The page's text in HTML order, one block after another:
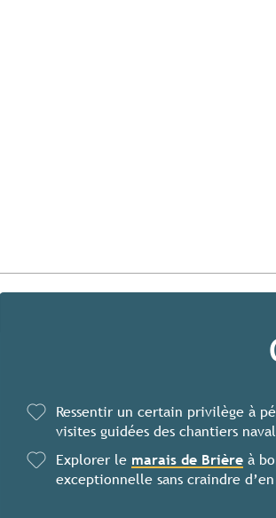
Ressentir un certain privilège à
visites guidées des chantiers
Explorer le marais de Brière à
exceptionnelle sans craindre